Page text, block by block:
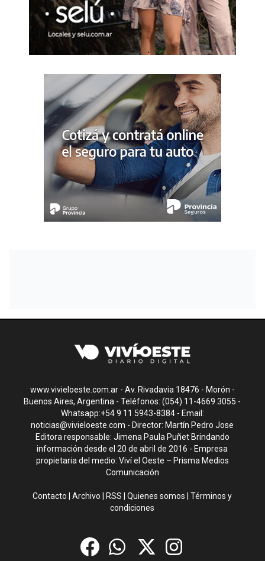
www.vivieloeste.com.ar - Av. Rivadavia 18476 - Morón -
Buenos Aires, Argentina - Teléfonos: (054) 11-4669.3055 -
Whatsapp:+54 9 11 5943-8384 - Email:
noticias@vivieloeste.com - Director: Martín Pedro Jose
Editora responsable: Jimena Paula Puñet Brindando
información desde el 20 de abril de 2016 - Empresa
propietaria del medio: Viví el Oeste – Prisma Medios
Comunicación
Contacto |Archivo RSS |Quienes somos |Términos y
condiciones